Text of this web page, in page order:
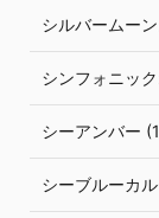
シルバームー
シンフォニッ
シーアンバー
シーブルーカ